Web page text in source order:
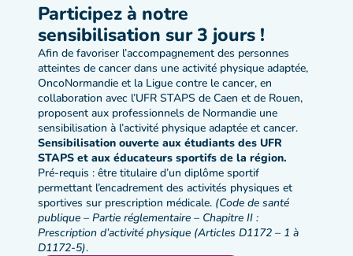
Participez à notre
sensibilisation sur 3 jours !
Afin de favoriser l’accompagnement des personnes
atteintes de cancer dans une activité physique adaptée,
OncoNormandie et la Ligue contre le cancer, en
collaboration avec l’UFR STAPS de Caen et de Rouen,
proposent aux professionnels de Normandie une
sensibilisation à l’activité physique adaptée et cancer.
Sensibilisation ouverte aux étudiants des UFR
STAPS et aux éducateurs sportifs de la région.
Pré-requis : être titulaire d’un diplôme sportif
permettant l’encadrement des activités physiques et
sportives sur prescription médicale. (Code de santé
publique – Partie réglementaire – Chapitre II :
Prescription d’activité physique (Articles D1172 – 1 à
D1172-5).